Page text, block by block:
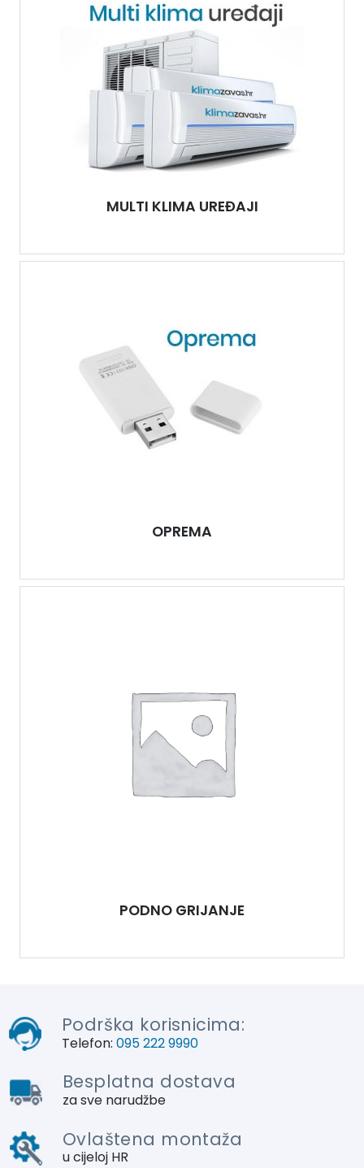
MULTI KLIMA UREĐAJI
OPREMA
PODNO GRIJANJE
Podrška korisnicima:
Telefon: 095 222 9990
Besplatna dostava
za sve narudžbe
Ovlaštena montaža
u cijeloj HR